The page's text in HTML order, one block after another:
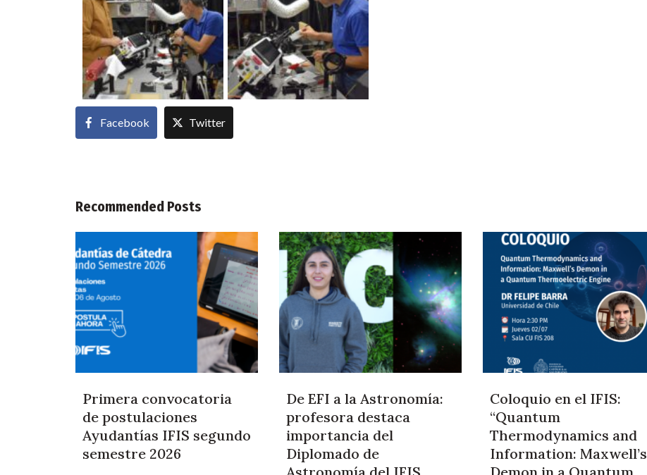
Facebook Twitter
Recommended Posts
Primera convocatoria
de postulaciones
Ayudantías IFIS segundo
semestre 2026
De EFI a la Astronomía:
profesora destaca
importancia del
Diplomado de
Coloquio en el IFIS:
“Quantum
Thermodynamics and
Information: Maxwell’s